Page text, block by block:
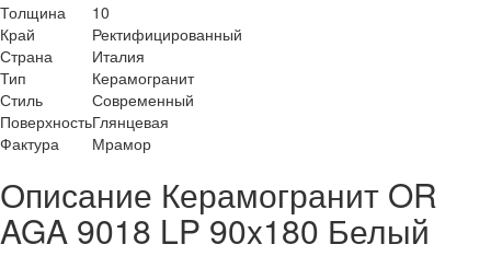
Толщина
10
Край
Ректифицированный
Страна
Италия
Тип
Керамогранит
Стиль
Современный
ПоверхностьГлянцевая
Фактура
Мрамор
Описание Керамогранит OR
AGA 9018 LP 90x180 Белый